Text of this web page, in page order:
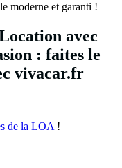
moderne et garanti !
avec
: faites le
vivacar.fr
de la LOA !